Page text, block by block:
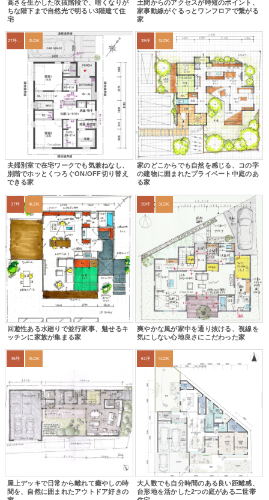
高さを生かした吹抜階段で、暗くなりが
ちな階下まで自然光で明るい3階建て住
宅
土間からのアクセスが時短のポイント、
家事動線がぐるっとワンフロアで繋がる
家
2LDK
夫婦別室で在宅ワークでも気兼ねなし、
別階でホッとくつろぐON/OFF切り替え
できる家
39坪 3LDK
家のどこからでも自然を感じる、コの字
の建物に囲まれたプライベート中庭のあ
る家
37坪 4LDK
回遊性ある水廻りで並行家事、魅せるキ
ッチンに家族が集まる家
39坪 3LDK
爽やかな風が家中を通り抜ける、視線を
気にしない心地良さにこだわった家
45坪 3LDK
屋上デッキで日常から離れて癒やしの時
間を、自然に囲まれたアウトドア好きの
61坪 4LDK
大人数でも自分時間のある良い距離感、
台形地を活かした2つの庭がある二世帯